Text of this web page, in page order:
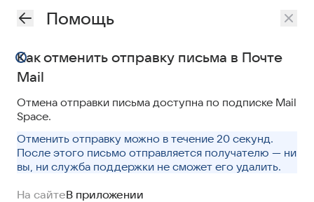
Помощь
Как отменить отправку письма в Почте
Mail
Отмена отправки письма доступна по подписке Mail
Space.
Отменить отправку можно в течение 20 секунд.
После этого письмо отправляется получателю — ни
вы, ни служба поддержки не сможет его удалить.
На сайтеВ приложении